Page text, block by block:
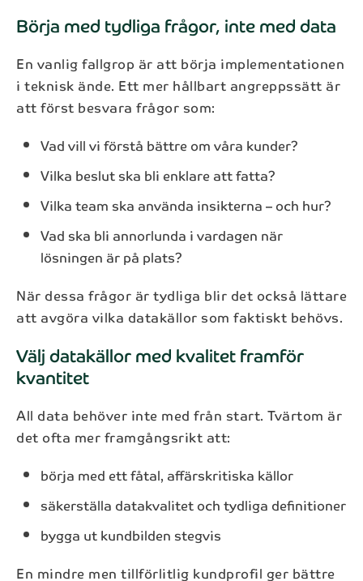
Börja med tydliga frågor, inte med data
En vanlig fallgrop är att börja implementationen
i teknisk ände. Ett mer hållbart angreppssätt är
att först besvara frågor som:
Vad vill vi förstå bättre om våra kunder?
Vilka beslut ska bli enklare att fatta?
Vilka team ska använda insikterna – och hur?
Vad ska bli annorlunda i vardagen när
lösningen är på plats?
När dessa frågor är tydliga blir det också lättare
att avgöra vilka datakällor som faktiskt behövs.
Välj datakällor med kvalitet framför
kvantitet
All data behöver inte med från start. Tvärtom är
det ofta mer framgångsrikt att:
börja med ett fåtal, affärskritiska källor
säkerställa datakvalitet och tydliga definitioner
bygga ut kundbilden stegvis
En mindre men tillförlitlig kundprofil ger bättre